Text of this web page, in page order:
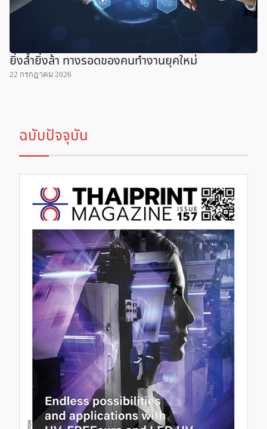
ยิ่งล้ำยิ่งล้า ทางรอดของคนทำงานยุคใหม่
22 กรกฎาคม 2026
ฉบับปัจจุบัน